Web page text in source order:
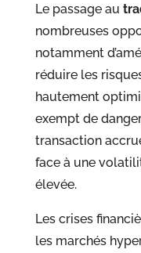
Le passage au
nombreuses
notamment
réduire les
hautement
exempt de
transaction
face à une
élevée.
Les crises
les marchés